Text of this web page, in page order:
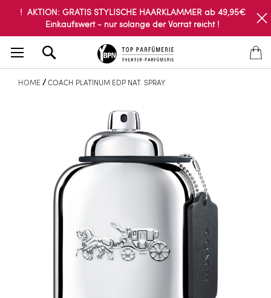
! AKTION: GRATIS STYLISCHE HAARKLAMMER ab 49,95€
Einkaufswert - nur solange der Vorrat reicht !
HOME COACH PLATINUM EDP NAT. SPRAY